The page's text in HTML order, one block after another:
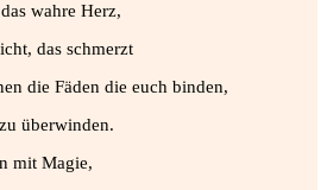
wahre Herz,
das schmerzt
die Fäden die euch binden,
überwinden.
mit Magie,